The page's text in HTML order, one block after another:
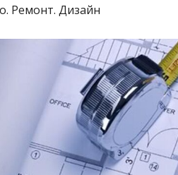
Ремонт. Дизайн